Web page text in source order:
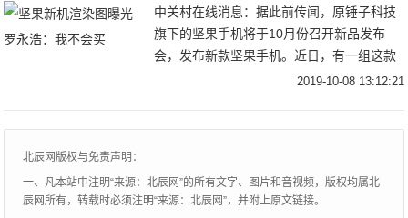
中关村在线消息：据此前传闻，原锤子科技
旗下的坚果手机将于10月份召开新品发布
会，发布新款坚果手机。近日，有一组这款
新机的真机图和渲染图被网友曝光。对此，
2019-10-08 13:12:21
北辰网版权与免责声明：
一、凡本站中注明“来源：北辰网”的所有文字、图片和音视频，版权均属北
辰网所有，转载时必须注明“来源：北辰网”，并附上原文链接。